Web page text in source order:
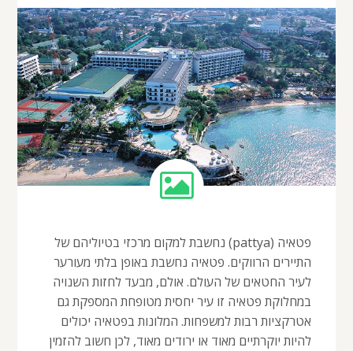
פטאיה (pattya) נחשבת למקום מרכזי בטיוליהם של
התיירים הרווקים. פטאיה נחשבת באופן בלתי מעורער
לעיר החטאים של העולם. אולם, מבעד לחזות השנויה
במחלוקת פטאיה זו עיר יחסית מטופחת המספקת גם
אטרקציות רבות למשפחות. המלונות בפטאיה יכולים
להיות יוקרתיים מאוד או ירודים מאוד, לכן חשוב להזמין